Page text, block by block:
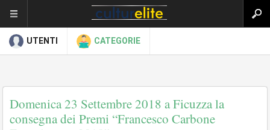
UTENTI CATEGORIE
Domenica 23 Settembre 2018 a Ficuzza la
consegna dei Premi “Francesco Carbone